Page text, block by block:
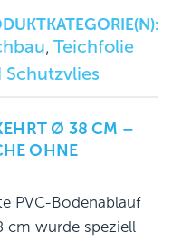
, Teichfolie
Schutzvlies
Ø 38 CM –
OHNE
PVC-Bodenablauf
cm wurde speziell